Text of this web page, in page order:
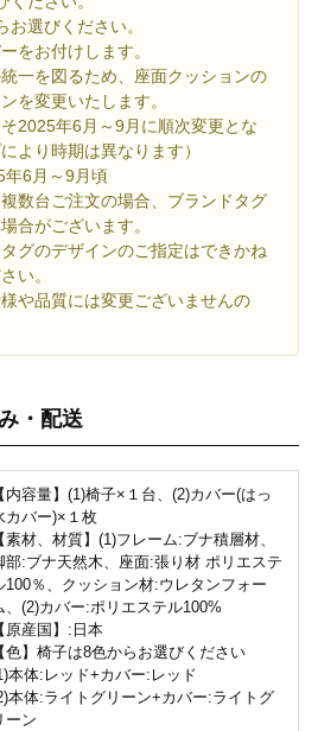
選びください。
をお付けします。
一を図るため、座面クッションの
を変更いたします。
2025年6月～9月に順次変更とな
より時期は異なります）
年6月～9月頃
数台ご注文の場合、ブランドタグ
合がございます。
グのデザインのご指定はできかね
い。
や品質には変更ございませんの
・配送
【内容量】(1)椅子×１台、(2)カバー(はっ
カバー)×１枚
【素材、材質】(1)フレーム:ブナ積層材、
部:ブナ天然木、座面:張り材 ポリエステ
100％、クッション材:ウレタンフォー
、(2)カバー:ポリエステル100%
【原産国】:日本
【色】椅子は8色からお選びください
本体:レッド+カバー:レッド
本体:ライトグリーン+カバー:ライトグ
ーン